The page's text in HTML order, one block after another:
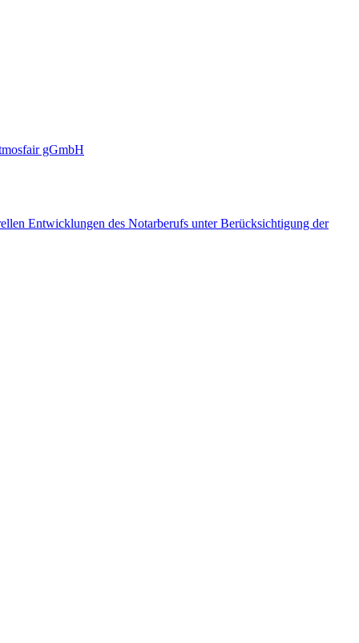
gGmbH
Entwicklungen des Notarberufs unter Berücksichtigung der